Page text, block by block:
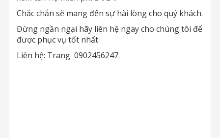
Chắc chắn sẽ mang đến sự hài lòng cho quý khách.
Đừng ngần ngại hãy liên hệ ngay cho chúng tôi để
được phục vụ tốt nhất.
Liên hệ: Trang 0902456247.